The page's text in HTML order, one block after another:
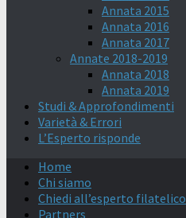
Annata 2015
Annata 2016
Annata 2017
Annate 2018-2019
Annata 2018
Annata 2019
Studi & Approfondimenti
Varietà & Errori
L’Esperto risponde
Home
Chi siamo
Chiedi all’esperto filatelico
Partners